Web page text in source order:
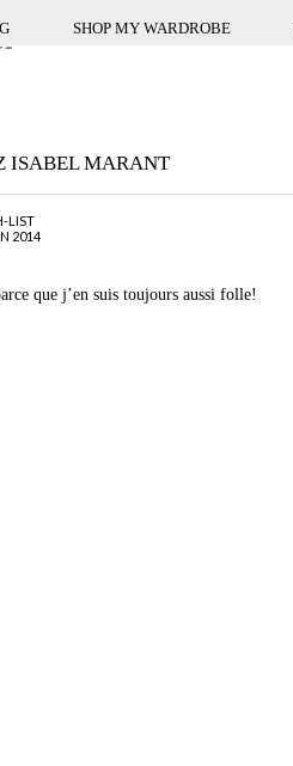
SHOP MY WARDROBE
ISABEL MARANT
LIST
2014
que j’en suis toujours aussi folle!